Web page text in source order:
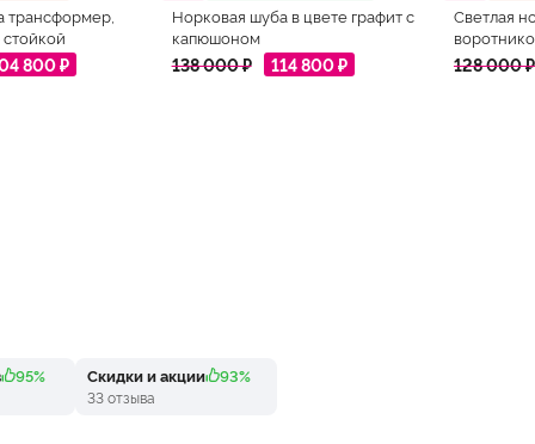
трансформер,
800 ₽
Норковая шуба в цвете графит с
капюшоном
138 000 ₽ 114 800 ₽
Светлая
128 000 ₽
95% Скидки и акции 93%
33 отзыва